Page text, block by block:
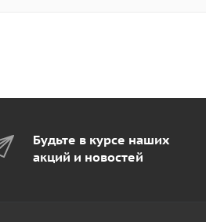
Будьте в курсе наших
акций и новостей